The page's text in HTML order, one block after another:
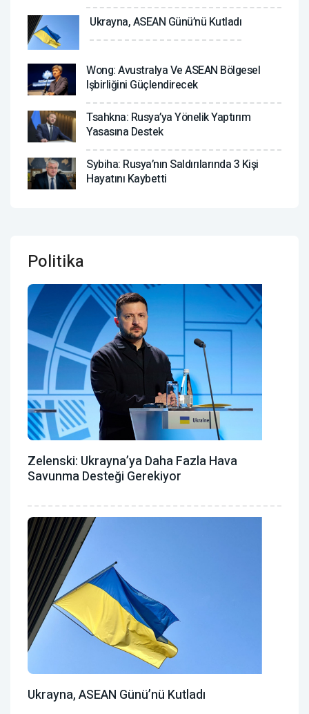
Ukrayna, ASEAN Günü’nü Kutladı
Wong: Avustralya Ve ASEAN Bölgesel
Işbirliğini Güçlendirecek
Tsahkna: Rusya’ya Yönelik Yaptırım
Yasasına Destek
Sybiha: Rusya’nın Saldırılarında 3 Kişi
Hayatını Kaybetti
Politika
Zelenski: Ukrayna’ya Daha Fazla Hava
Savunma Desteği Gerekiyor
Ukrayna, ASEAN Günü’nü Kutladı